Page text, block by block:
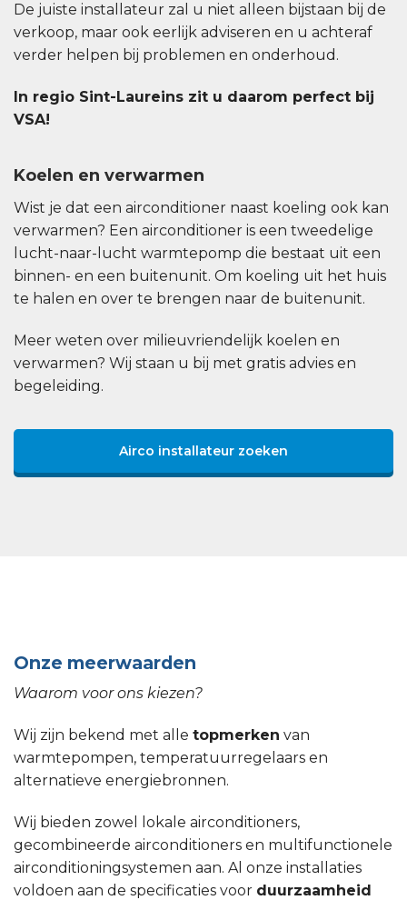
De juiste installateur zal u niet alleen bijstaan bij de
verkoop, maar ook eerlijk adviseren en u achteraf
verder helpen bij problemen en onderhoud.
In regio Sint-Laureins zit u daarom perfect bij
VSA!
Koelen en verwarmen
Wist je dat een airconditioner naast koeling ook kan
verwarmen? Een airconditioner is een tweedelige
lucht-naar-lucht warmtepomp die bestaat uit een
binnen- en een buitenunit. Om koeling uit het huis
te halen en over te brengen naar de buitenunit.
Meer weten over milieuvriendelijk koelen en
verwarmen? Wij staan u bij met gratis advies en
begeleiding.
Airco installateur zoeken
Onze meerwaarden
Waarom voor ons kiezen?
Wij zijn bekend met alle topmerken van
warmtepompen, temperatuurregelaars en
alternatieve energiebronnen.
Wij bieden zowel lokale airconditioners,
gecombineerde airconditioners en multifunctionele
airconditioningsystemen aan. Al onze installaties
voldoen aan de specificaties voor duurzaamheid